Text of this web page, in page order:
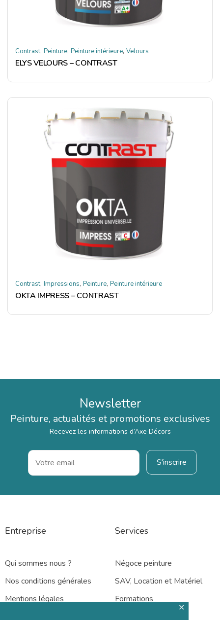
✕
Contrast, Peinture, Peinture intérieure, Velours
ELYS VELOURS – CONTRAST
Contrast, Impressions, Peinture, Peinture intérieure
OKTA IMPRESS – CONTRAST
Newsletter
Peinture, actualités et promotions exclusives
Recevez les informations d’Axe Décors
Entreprise
Qui sommes nous ?
Nos conditions générales
Mentions légales
Services
Négoce peinture
SAV, Location et Matériel
Formations